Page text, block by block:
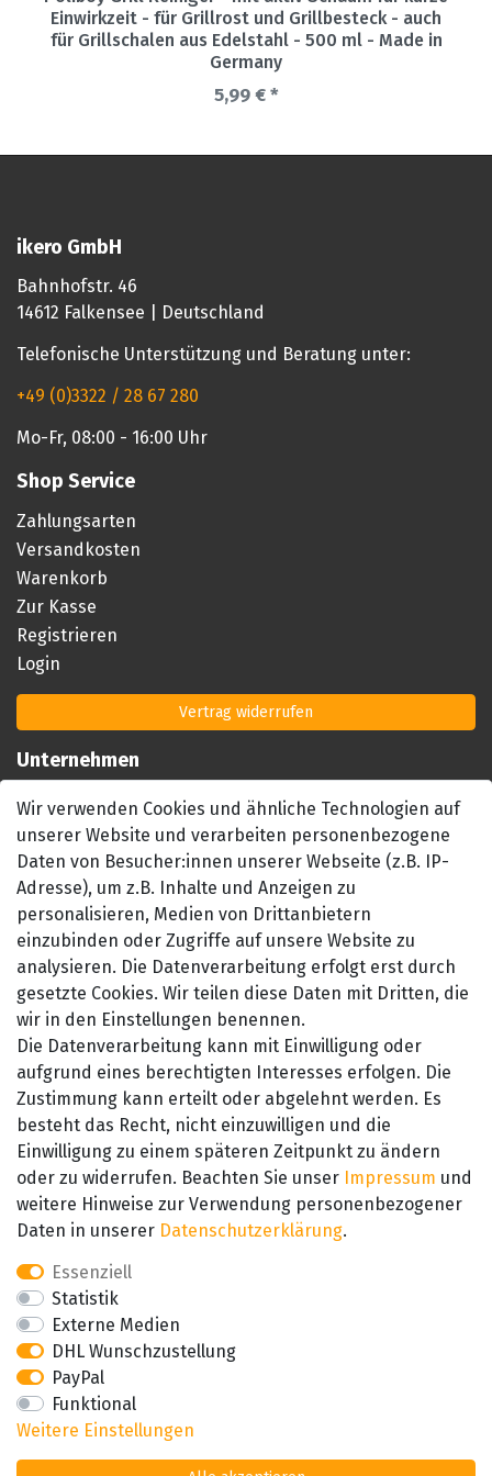
Einwirkzeit - für Grillrost und Grillbesteck - auch
für Grillschalen aus Edelstahl - 500 ml - Made in
Germany
5,99 € *
ikero GmbH
Bahnhofstr. 46
14612 Falkensee | Deutschland
Telefonische Unterstützung und Beratung unter:
+49 (0)3322 / 28 67 280
Mo-Fr, 08:00 - 16:00 Uhr
Shop Service
Zahlungsarten
Versandkosten
Warenkorb
Zur Kasse
Registrieren
Login
Vertrag widerrufen
Unternehmen
Impressum
AGB
Datenschutzerklärung
Barrierefreiheitserklärung
Widerrufsrecht
Kontakt
SEHR GUT
4.89 / 5
aus 657 Bewertungen
bei: amazon.de,
amazon.fr, amazon.it
Wir verwenden Cookies und ähnliche Technologien auf
unserer Website und verarbeiten personenbezogene
Daten von Besucher:innen unserer Webseite (z.B. IP-
Adresse), um z.B. Inhalte und Anzeigen zu
personalisieren, Medien von Drittanbietern
einzubinden oder Zugriffe auf unsere Website zu
analysieren. Die Datenverarbeitung erfolgt erst durch
gesetzte Cookies. Wir teilen diese Daten mit Dritten, die
wir in den Einstellungen benennen.
Die Datenverarbeitung kann mit Einwilligung oder
aufgrund eines berechtigten Interesses erfolgen. Die
Zustimmung kann erteilt oder abgelehnt werden. Es
besteht das Recht, nicht einzuwilligen und die
Einwilligung zu einem späteren Zeitpunkt zu ändern
oder zu widerrufen. Beachten Sie unser Impressum und
weitere Hinweise zur Verwendung personenbezogener
Daten in unserer Daten­schutz­erklärung.
Essenziell
Statistik
Externe Medien
DHL Wunschzustellung
PayPal
Funktional
Weitere Einstellungen